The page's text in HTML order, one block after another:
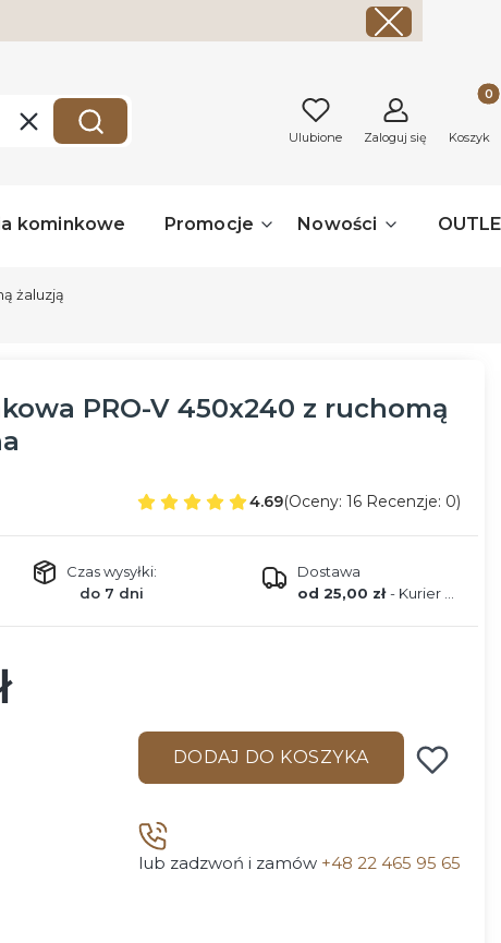
WyczyśćSzukaj Ulubione Zaloguj się Koszyk
kominkowe Promocje Nowości
żaluzją
PRO-V 450x240 z ruchomą
4.69(Oceny: 16 Recenzje: 0)
Czas wysyłki:
do 7 dni
Dostawa
od 25,00 zł- Kurier DPD
DODAJ DO KOSZYKA
lub zadzwoń i zamów +48 22 465 95 65